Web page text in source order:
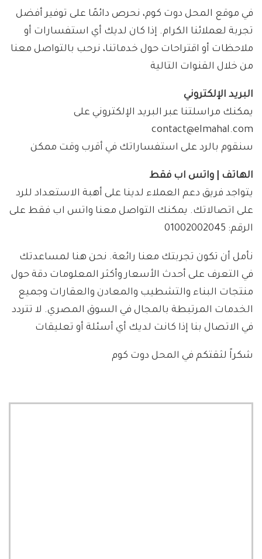
في موقع المحل دوت كوم، نحرص دائمًا على توفير أفضل
تجربة لعملائنا الكرام. إذا كان لديك أي استفسارات أو
ملاحظات أو اقتراحات حول خدماتنا، نرحب بالتواصل معنا
من خلال القنوات التالية
البريد الإلكتروني
يمكنك مراسلتنا عبر البريد الإلكتروني على
contact@elmahal.com
سنقوم بالرد على استفساراتك في أقرب وقت ممكن
الهاتف | واتس اب فقط
يتواجد فريق دعم العملاء لدينا على أهبة الاستعداد للرد
على اتصالاتك. يمكنك التواصل معنا واتس اب فقط على
الرقم: 01002002045
نأمل أن تكون تجربتك معنا رائعة. نحن هنا لمساعدتك
في التعرف على أحدث الأسعار وأكثر المعلومات دقة حول
منتجات البناء والتشطيب والمعادن والعقارات وجميع
الخدمات المرتبطة بالمجال في السوق المصري. لا تتردد
في الاتصال بنا إذا كانت لديك أي أسئلة أو تعليقات
شكراً لثقتكم في المحل دوت كوم